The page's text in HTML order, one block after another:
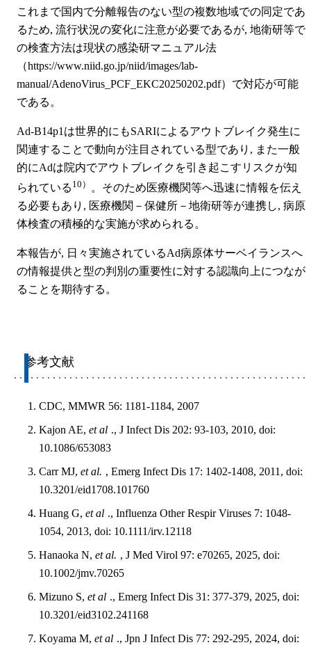
これまで国内で分離報告のない型の複数地域での同定であ
るため, 流行状況の変化に注意が必要であるが, 地衛研等で
の検査方法は現状の感染研マニュアル法
（https://www.niid.go.jp/niid/images/lab-
manual/AdenoVirus_PCF_EKC20250202.pdf）で対応が可能
である。
Ad-B14p1は世界的にもSARIによるアウトブレイク発生に
関連することで動向が注目されている型であり, また一般
的にAdは院内でアウトブレイクを引き起こすリスクが知
られている 10）
。そのため医療機関等へ迅速に情報を伝え
る必要もあり, 医療機関－保健所－地衛研等が連携し, 病原
体検査の積極的な実施が求められる。
本報告が, 日々実施されているAd病原体サーベイランスへ
の情報提供と型の判別の重要性に対する認識向上につなが
ることを期待する。
参考文献
CDC, MMWR 56: 1181-1184, 2007
Kajon AE, et al ., J Infect Dis 202: 93-103, 2010, doi:
10.1086/653083
Carr MJ, et al. , Emerg Infect Dis 17: 1402-1408, 2011, doi:
10.3201/eid1708.101760
Huang G, et al ., Influenza Other Respir Viruses 7: 1048-
1054, 2013, doi: 10.1111/irv.12118
Hanaoka N, et al. , J Med Virol 97: e70265, 2025, doi:
10.1002/jmv.70265
Mizuno S, et al ., Emerg Infect Dis 31: 377-379, 2025, doi:
10.3201/eid3102.241168
Koyama M, et al ., Jpn J Infect Dis 77: 292-295, 2024, doi: